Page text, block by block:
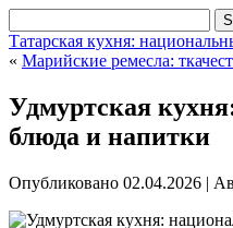
Татарская кухня:
« Марийские ремесла:
Удмуртская
блюда и напитки
Опубликовано 02.04.2026 |